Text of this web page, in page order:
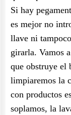
Si hay
es mejor no
llave ni
girarla. Vamos
que obstruye el
limpiaremos la
con productos
soplamos, la